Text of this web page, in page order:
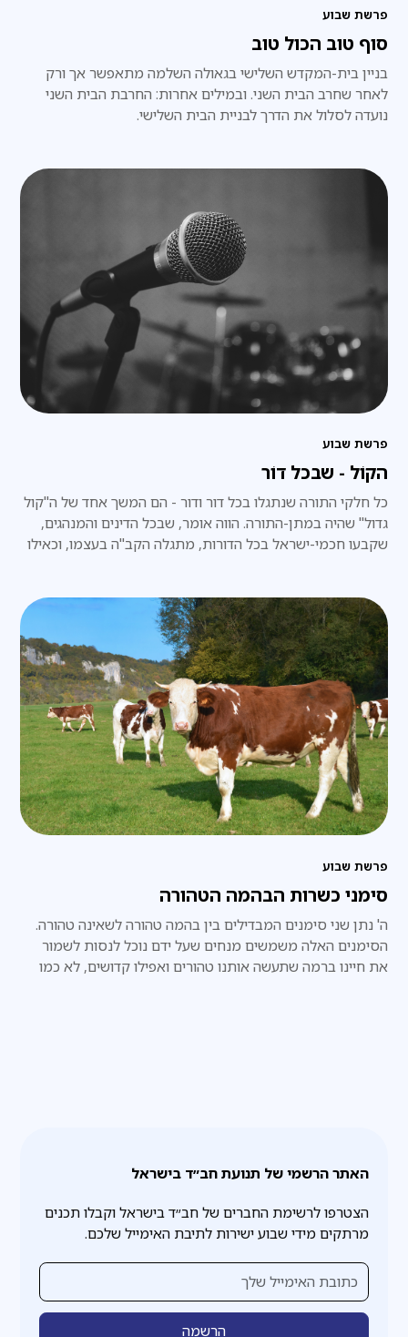
פרשת שבוע
סוף טוב הכול טוב
בניין בית-המקדש השלישי בגאולה השלמה מתאפשר אך ורק
לאחר שחרב הבית השני. ובמילים אחרות: החרבת הבית השני
נועדה לסלול את הדרך לבניית הבית השלישי.
פרשת שבוע
הקוֹל - שבכל דוֹר
כל חלקי התורה שנתגלו בכל דור ודור - הם המשך אחד של ה"קול
גדול" שהיה במתן-התורה. הווה אומר, שבכל הדינים והמנהגים,
שקבעו חכמי-ישראל בכל הדורות, מתגלה הקב"ה בעצמו, וכאילו
פרשת שבוע
סימני כשרות הבהמה הטהורה
ה' נתן שני סימנים המבדילים בין בהמה טהורה לשאינה טהורה.
הסימנים האלה משמשים מנחים שעל ידם נוכל לנסות לשמור
את חיינו ברמה שתעשה אותנו טהורים ואפילו קדושים, לא כמו
האתר הרשמי של תנועת חב״ד בישראל
הצטרפו לרשימת החברים של חב״ד בישראל וקבלו תכנים
מרתקים מידי שבוע ישירות לתיבת האימייל שלכם.